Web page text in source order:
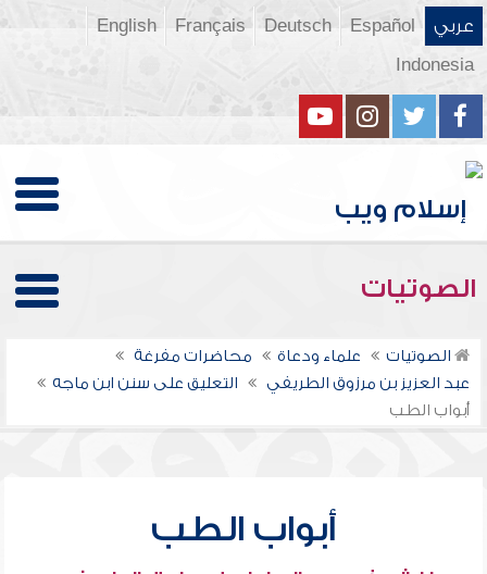
عربي Español
Deutsch
Français
English
Indonesia
الصوتيات
الصوتيات علماء ودعاة
محاضرات مفرغة
عبد العزيز بن مرزوق الطريفي
التعليق على سنن ابن ماجه
أبواب الطب
أبواب الطب